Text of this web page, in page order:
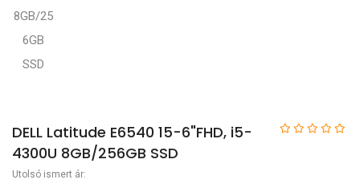
DELL Latitude E6540 15-6"FHD, i5-
4300U 8GB/256GB SSD
Utolsó ismert ár: